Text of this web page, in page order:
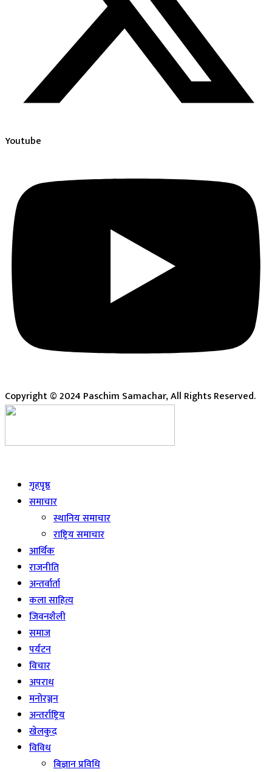
Youtube
Copyright © 2024 Paschim Samachar, All Rights Reserved.
गृहपृष्ठ
समाचार
स्थानिय समाचार
राष्ट्रिय समाचार
आर्थिक
राजनीति
अन्तर्वार्ता
कला साहित्य
जिवनशैली
समाज
पर्यटन
विचार
अपराध
मनोरञ्जन
अन्तर्राष्ट्रिय
खेलकुद
विविध
बिज्ञान प्रविधि